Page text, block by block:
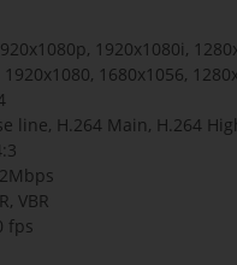
1920x1080i,
1680x1056,
line, H.264 Main, H.264
VBR
fps